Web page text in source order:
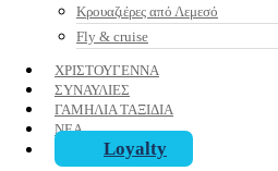
Κρουαζιέρες από Λεμεσό
Fly & cruise
ΧΡΙΣΤΟΥΓΕΝΝΑ
ΣΥΝΑΥΛΙΕΣ
ΓΑΜΗΛΙΑ ΤΑΞΙΔΙΑ
ΝΕΑ
Loyalty